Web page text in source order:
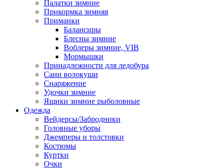
Палатки зимние
Прикормка зимняя
Приманки
Балансиры
Блесны зимние
Воблеры зимние, VIB
Мормышки
Принадлежности для ледобура
Сани волокуши
Снаряжение
Удочки зимние
Ящики зимние рыболовные
Одежда
Вейдерсы/Забродники
Головные уборы
Джемперы и толстовки
Костюмы
Куртки
Очки